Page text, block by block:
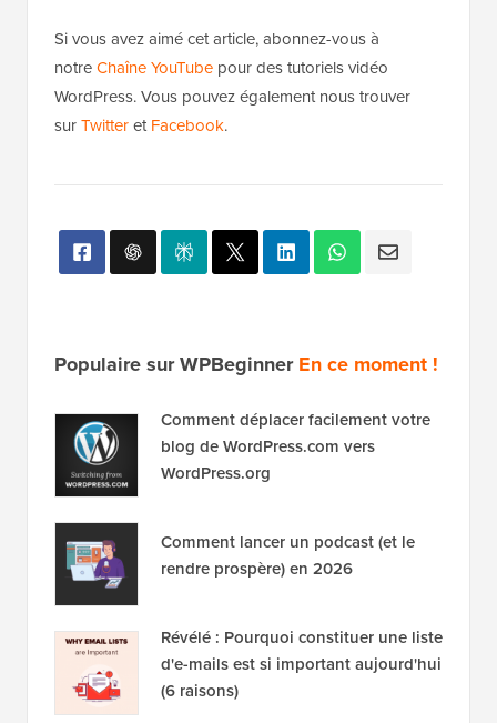
Si vous avez aimé cet article, abonnez-vous à
notreChaîne YouTube pour des tutoriels vidéo
WordPress. Vous pouvez également nous trouver
surTwitteretFacebook.
Populaire sur WPBeginnerEn ce moment !
Comment déplacer facilement votre
blog de WordPress.com vers
WordPress.org
Comment lancer un podcast (et le
rendre prospère) en 2026
Révélé : Pourquoi constituer une liste
d'e-mails est si important aujourd'hui
(6 raisons)